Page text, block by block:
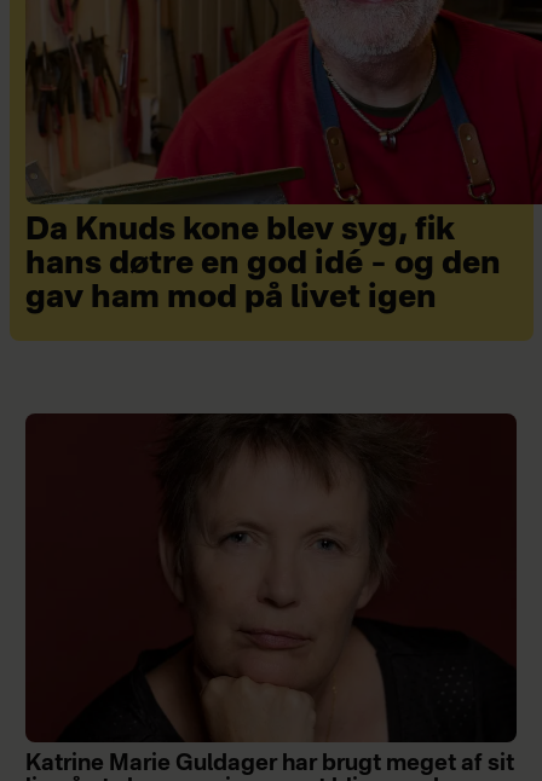
Da Knuds kone blev syg, fik
hans døtre en god idé – og den
gav ham mod på livet igen
Katrine Marie Guldager har brugt meget af sit